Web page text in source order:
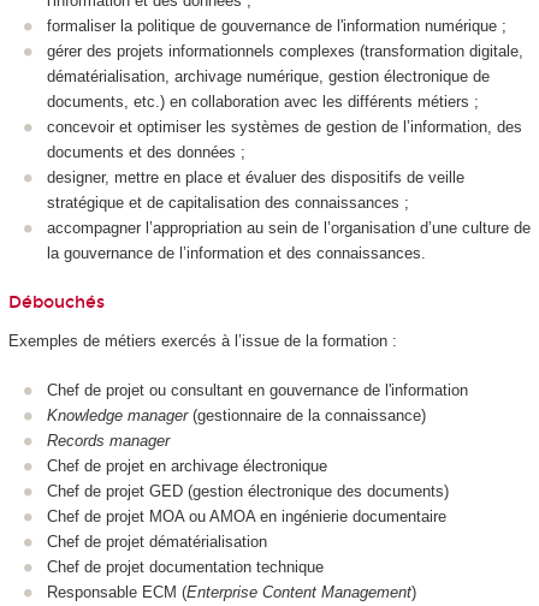
formaliser la politique de gouvernance de l'information numérique ;
gérer des projets informationnels complexes (transformation digitale,
dématérialisation, archivage numérique, gestion électronique de
documents, etc.) en collaboration avec les différents métiers ;
concevoir et optimiser les systèmes de gestion de l’information, des
documents et des données ;
designer, mettre en place et évaluer des dispositifs de veille
stratégique et de capitalisation des connaissances ;
accompagner l’appropriation au sein de l’organisation d’une culture de
la gouvernance de l’information et des connaissances.
Débouchés
Exemples de métiers exercés à l’issue de la formation :
Chef de projet ou consultant en gouvernance de l'information
Knowledge manager(gestionnaire de la connaissance)
Records manager
Chef de projet en archivage électronique
Chef de projet GED (gestion électronique des documents)
Chef de projet MOA ou AMOA en ingénierie documentaire
Chef de projet dématérialisation
Chef de projet documentation technique
Responsable ECM (Enterprise Content Management)